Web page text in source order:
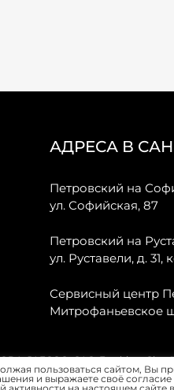
АДРЕСА В
Петровский на
ул. Софийская, 87
Петровский на
ул. Руставели, д. 31,
Сервисный центр
Митрофаньевское
JAECOO, GAC, Forthing,
пользоваться сайтом, Вы
и выражаете своё